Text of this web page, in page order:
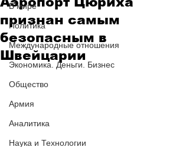
В мире
Политика
Международные отношения
Экономика. Деньги. Бизнес
Общество
Армия
Аналитика
Наука и Технологии
признан самым
безопасным в
Швейцарии